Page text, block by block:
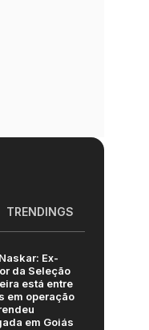
TRENDINGS
Ex-
da Seleção
está entre
em operação
em Goiás